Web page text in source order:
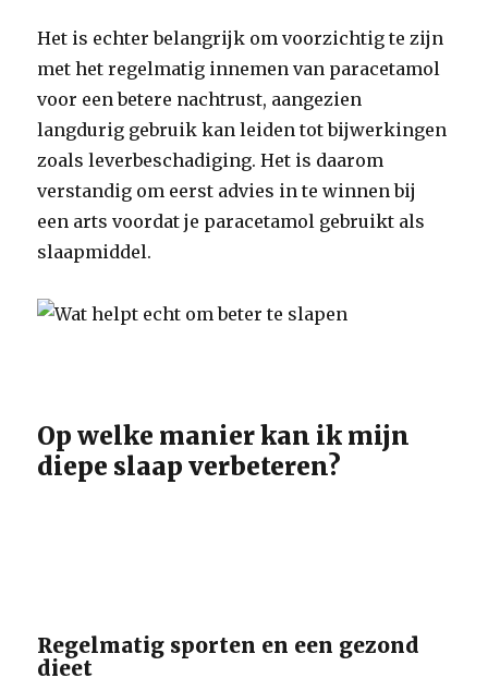
Het is echter belangrijk om voorzichtig te zijn
met het regelmatig innemen van paracetamol
voor een betere nachtrust, aangezien
langdurig gebruik kan leiden tot bijwerkingen
zoals leverbeschadiging. Het is daarom
verstandig om eerst advies in te winnen bij
een arts voordat je paracetamol gebruikt als
slaapmiddel.
Op welke manier kan ik mijn
diepe slaap verbeteren?
Regelmatig sporten en een gezond
dieet